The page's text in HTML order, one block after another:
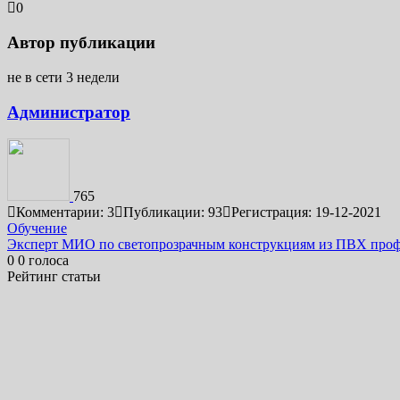
0
Автор публикации
не в сети 3 недели
Администратор
765
Комментарии: 3 Публикации: 93 Регистрация: 19-12-2021
Навигация
по
записям
Обучение
Эксперт МИО по светопрозрачным конструкциям из ПВХ
0 0 голоса
Рейтинг статьи